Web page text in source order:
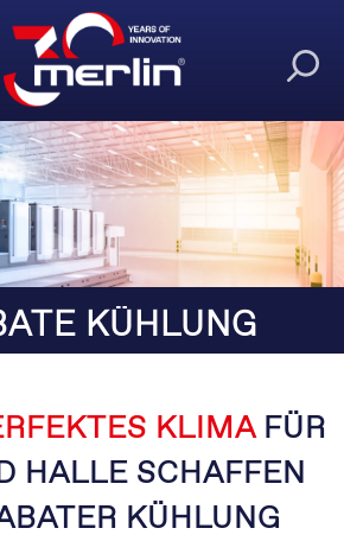
KÜHLUNG
KLIMAFÜR
HALLE SCHAFFEN
KÜHLUNG